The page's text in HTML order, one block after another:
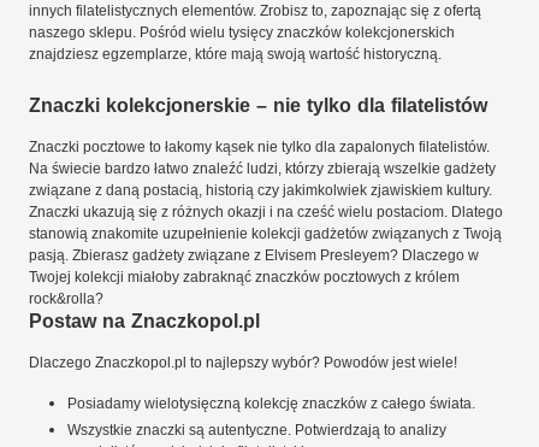
innych filatelistycznych elementów. Zrobisz to, zapoznając się z ofertą
naszego sklepu. Pośród wielu tysięcy znaczków kolekcjonerskich
znajdziesz egzemplarze, które mają swoją wartość historyczną.
Znaczki kolekcjonerskie – nie tylko dla filatelistów
Znaczki pocztowe to łakomy kąsek nie tylko dla zapalonych filatelistów.
Na świecie bardzo łatwo znaleźć ludzi, którzy zbierają wszelkie gadżety
związane z daną postacią, historią czy jakimkolwiek zjawiskiem kultury.
Znaczki ukazują się z różnych okazji i na cześć wielu postaciom. Dlatego
stanowią znakomite uzupełnienie kolekcji gadżetów związanych z Twoją
pasją. Zbierasz gadżety związane z Elvisem Presleyem? Dlaczego w
Twojej kolekcji miałoby zabraknąć znaczków pocztowych z królem
rock&rolla?
Postaw na Znaczkopol.pl
Dlaczego Znaczkopol.pl to najlepszy wybór? Powodów jest wiele!
Posiadamy wielotysięczną kolekcję znaczków z całego świata.
Wszystkie znaczki są autentyczne. Potwierdzają to analizy